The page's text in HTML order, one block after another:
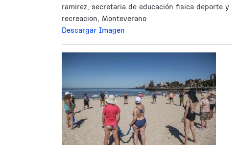
ramirez, secretaria de educación fisica deporte y
recreacion, Monteverano
Descargar Imagen